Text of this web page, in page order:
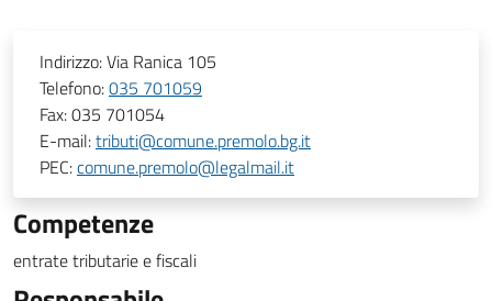
Indirizzo:Via Ranica 105
Telefono:035 701059
Fax:035 701054
E-mail:tributi@comune.premolo.bg.it
PEC:comune.premolo@legalmail.it
Competenze
entrate tributarie e fiscali